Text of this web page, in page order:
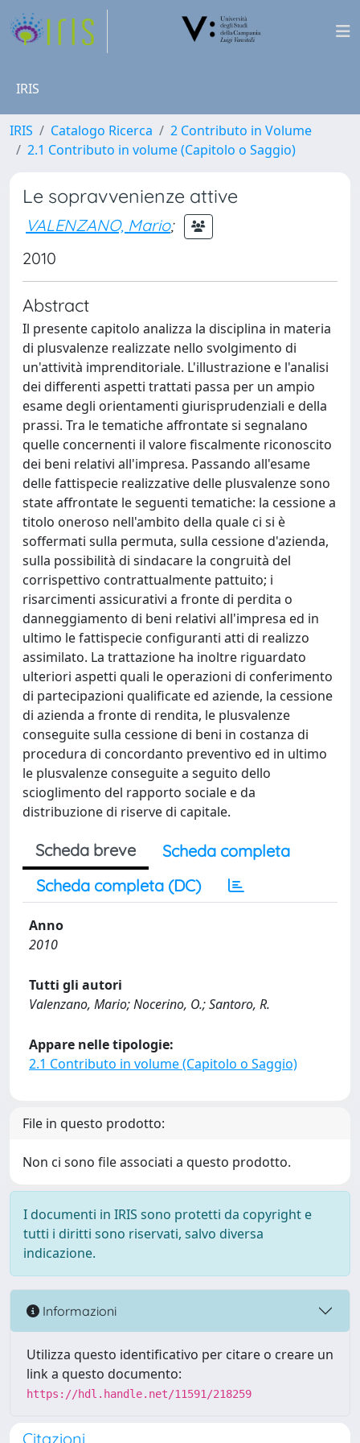
IRIS
IRIS Catalogo Ricerca
2 Contributo in Volume
2.1 Contributo in volume (Capitolo o Saggio)
Le sopravvenienze attive
VALENZANO, Mario;
2010
Abstract
Il presente capitolo analizza la disciplina in materia
di plusvalenze realizzate nello svolgimento di
un'attività imprenditoriale. L'illustrazione e l'analisi
dei differenti aspetti trattati passa per un ampio
esame degli orientamenti giurisprudenziali e della
prassi. Tra le tematiche affrontate si segnalano
quelle concernenti il valore fiscalmente riconoscito
dei beni relativi all'impresa. Passando all'esame
delle fattispecie realizzative delle plusvalenze sono
state affrontate le seguenti tematiche: la cessione a
titolo oneroso nell'ambito della quale ci si è
soffermati sulla permuta, sulla cessione d'azienda,
sulla possibilità di sindacare la congruità del
corrispettivo contrattualmente pattuito; i
risarcimenti assicurativi a fronte di perdita o
danneggiamento di beni relativi all'impresa ed in
ultimo le fattispecie configuranti atti di realizzo
assimilato. La trattazione ha inoltre riguardato
ulteriori aspetti quali le operazioni di conferimento
di partecipazioni qualificate ed aziende, la cessione
di azienda a fronte di rendita, le plusvalenze
conseguite sulla cessione di beni in costanza di
procedura di concordanto preventivo ed in ultimo
le plusvalenze conseguite a seguito dello
scioglimento del rapporto sociale e da
distribuzione di riserve di capitale.
Scheda breve
Scheda completa
Scheda completa (DC)
Anno
2010
Tutti gli autori
Valenzano, Mario; Nocerino, O.; Santoro, R.
Appare nelle tipologie:
2.1 Contributo in volume (Capitolo o Saggio)
File in questo prodotto:
Non ci sono file associati a questo prodotto.
I documenti in IRIS sono protetti da copyright e
tutti i diritti sono riservati, salvo diversa
indicazione.
Informazioni
Utilizza questo identificativo per citare o creare un
link a questo documento:
https://hdl.handle.net/11591/218259
Citazioni